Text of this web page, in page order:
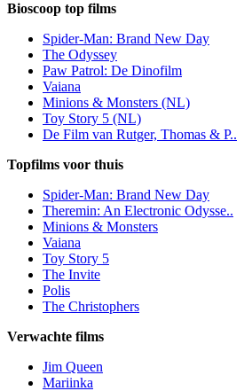
Bioscoop top films
Spider-Man: Brand New Day
The Odyssey
Paw Patrol: De Dinofilm
Vaiana
Minions & Monsters (NL)
Toy Story 5 (NL)
De Film van Rutger, Thomas & P..
Topfilms voor thuis
Spider-Man: Brand New Day
Theremin: An Electronic Odysse..
Minions & Monsters
Vaiana
Toy Story 5
The Invite
Polis
The Christophers
Verwachte films
Jim Queen
Mariinka